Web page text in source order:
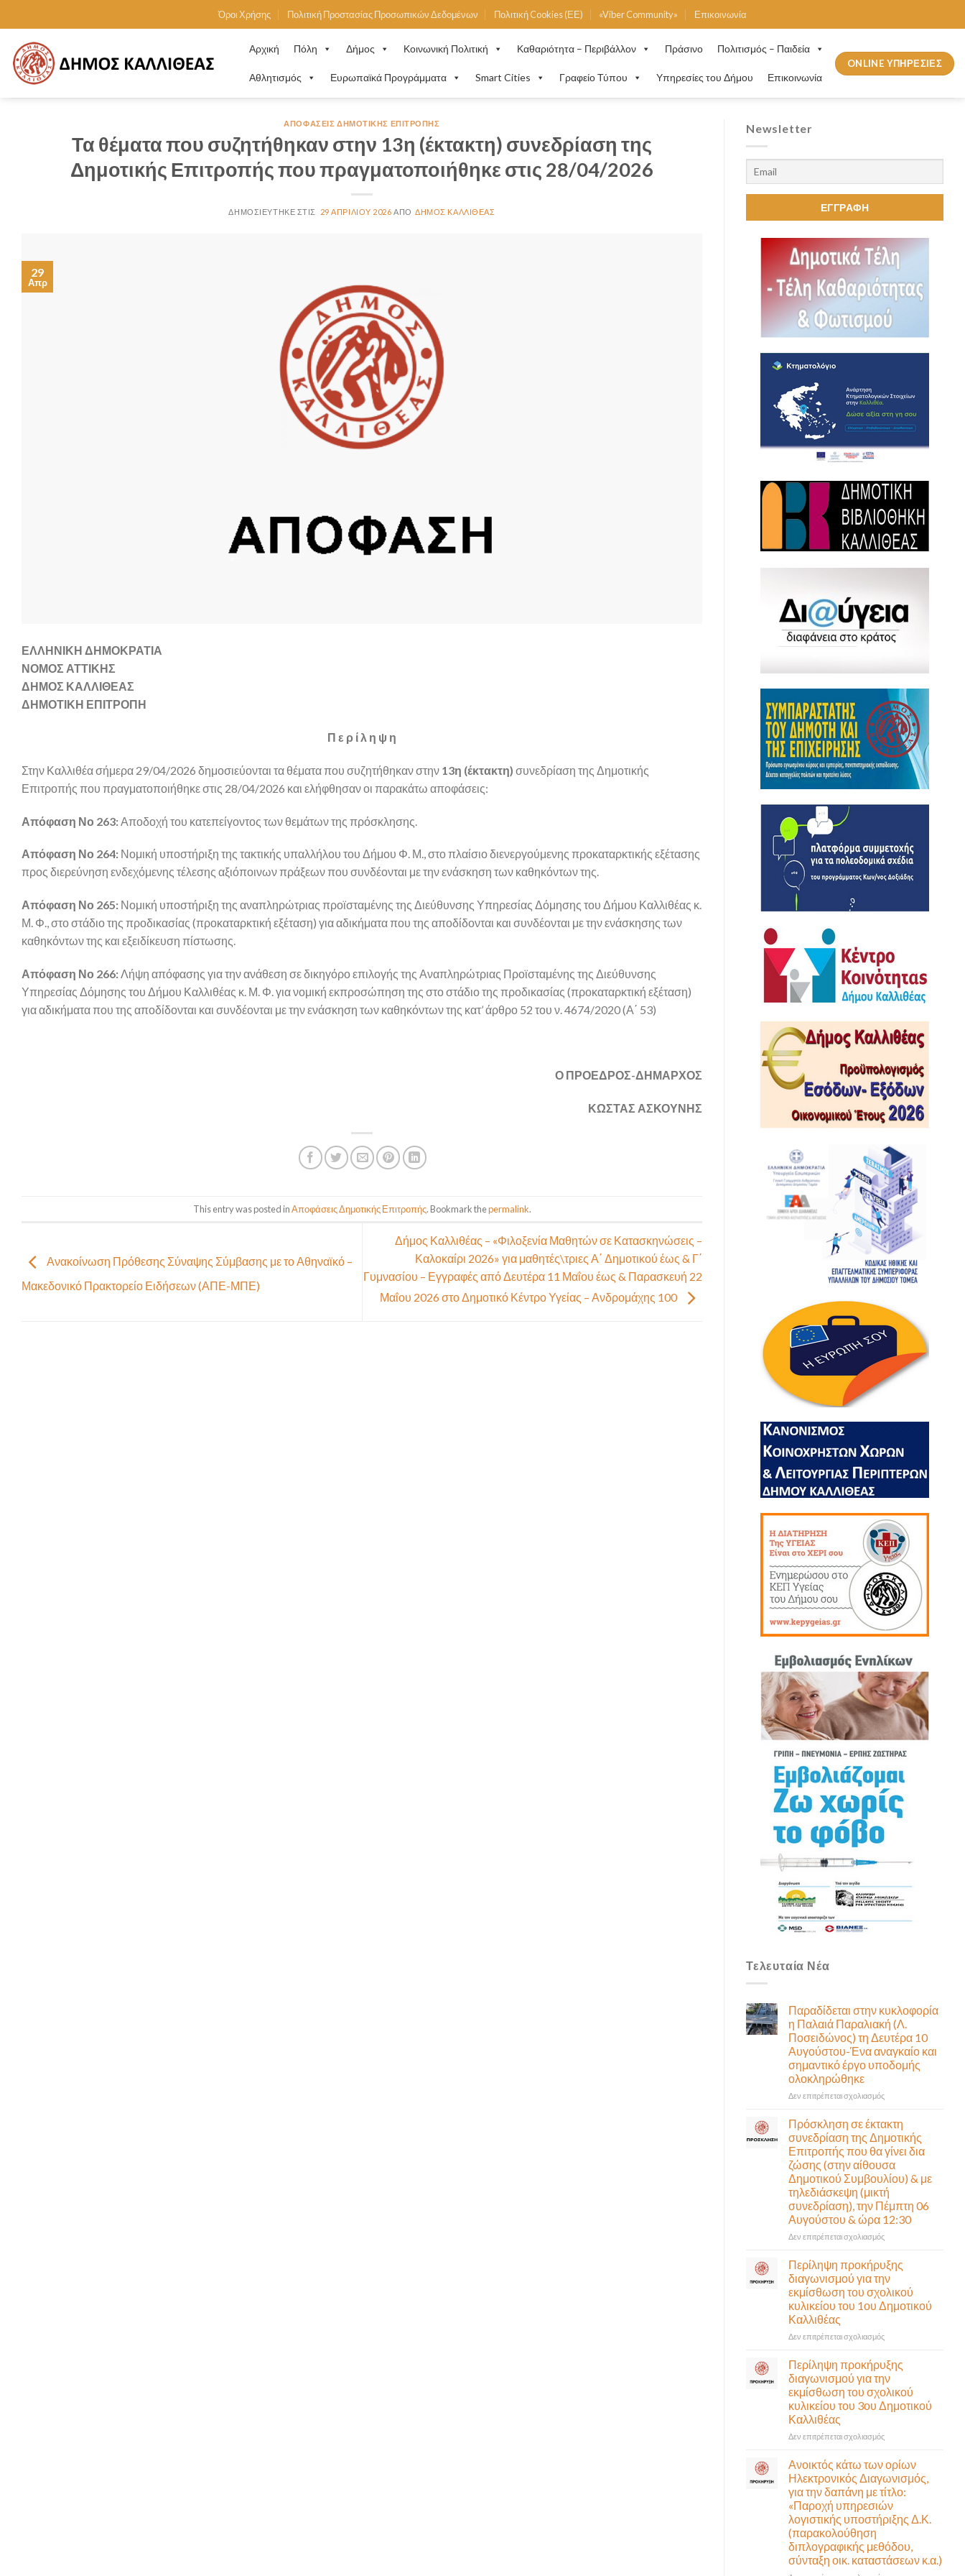
to
content
Όροι Χρήσης Πολιτική Προστασίας Προσωπικών Δεδομένων Πολιτική Cookies (ΕΕ) «Viber Community» Επικοινωνία
Αρχική Πόλη Δήμος Κοινωνική Πολιτική Καθαριότητα – Περιβάλλον Πράσινο Πολιτισμός – Παιδεία
Αθλητισμός Ευρωπαϊκά Προγράμματα Smart Cities Γραφείο Τύπου Υπηρεσίες του Δήμου Επικοινωνία
ONLINE ΥΠΗΡΕΣΙΕΣ
ΑΠΟΦΆΣΕΙΣ ΔΗΜΟΤΙΚΉΣ ΕΠΙΤΡΟΠΉΣ
Τα θέματα που συζητήθηκαν στην 13η (έκτακτη) συνεδρίαση της
Δημοτικής Επιτροπής που πραγματοποιήθηκε στις 28/04/2026
29 ΑΠΡΙΛΊΟΥ 2026 ΔΉΜΟΣ ΚΑΛΛΙΘΈΑΣ
29
Απρ
ΕΛΛΗΝΙΚΗ ΔΗΜΟΚΡΑΤΙΑ
ΝΟΜΟΣ ΑΤΤΙΚΗΣ
ΔΗΜΟΣ ΚΑΛΛΙΘΕΑΣ
ΔΗΜΟΤΙΚΗ ΕΠΙΤΡΟΠΗ
Π ε ρ ί λ η ψ η
Στην Καλλιθέα σήμερα 29/04/2026 δημοσιεύονται τα θέματα που συζητήθηκαν στην 13η (έκτακτη) συνεδρίαση της Δημοτικής
Επιτροπής που πραγματοποιήθηκε στις 28/04/2026 και ελήφθησαν οι παρακάτω αποφάσεις:
Απόφαση Νο 263: Αποδοχή του κατεπείγοντος των θεμάτων της πρόσκλησης.
Απόφαση Νο 264: Νομική υποστήριξη της τακτικής υπαλλήλου του Δήμου Φ. Μ., στο πλαίσιο διενεργούμενης προκαταρκτικής εξέτασης
προς διερεύνηση ενδεχόμενης τέλεσης αξιόποινων πράξεων που συνδέονται με την ενάσκηση των καθηκόντων της.
Απόφαση Νο 265: Νομική υποστήριξη της αναπληρώτριας προϊσταμένης της Διεύθυνσης Υπηρεσίας Δόμησης του Δήμου Καλλιθέας κ.
Μ. Φ., στο στάδιο της προδικασίας (προκαταρκτική εξέταση) για αδικήματα που της αποδίδονται και συνδέονται με την ενάσκησης των
καθηκόντων της και εξειδίκευση πίστωσης.
Απόφαση Νο 266:Λήψη απόφασης για την ανάθεση σε δικηγόρο επιλογής της Αναπληρώτριας Προϊσταμένης της Διεύθυνσης
Υπηρεσίας Δόμησης του Δήμου Καλλιθέας κ. Μ. Φ. για νομική εκπροσώπηση της στο στάδιο της προδικασίας (προκαταρκτική εξέταση)
για αδικήματα που της αποδίδονται και συνδέονται με την ενάσκηση των καθηκόντων της κατ’ άρθρο 52 του ν. 4674/2020 (Α΄ 53)
Ο ΠΡΟΕΔΡΟΣ-ΔΗΜΑΡΧΟΣ
ΚΩΣΤΑΣ ΑΣΚΟΥΝΗΣ
This entry was posted inΑποφάσεις Δημοτικής Επιτροπής. Bookmark thepermalink.
Ανακοίνωση Πρόθεσης Σύναψης Σύμβασης με το Αθηναϊκό –
Μακεδονικό Πρακτορείο Ειδήσεων (ΑΠΕ-ΜΠΕ)
Δήμος Καλλιθέας – «Φιλοξενία Μαθητών σε Κατασκηνώσεις –
Καλοκαίρι 2026» για μαθητές\τριες Α΄ Δημοτικού έως & Γ΄
Γυμνασίου – Εγγραφές από Δευτέρα 11 Μαΐου έως & Παρασκευή 22
Μαΐου 2026 στο Δημοτικό Κέντρο Υγείας – Ανδρομάχης 100
Newsletter
Τελευταία Νέα
Παραδίδεται στην κυκλοφορία
η Παλαιά Παραλιακή (Λ.
Ποσειδώνος) τη Δευτέρα 10
Αυγούστου-Ένα αναγκαίο και
σημαντικό έργο υποδομής
ολοκληρώθηκε
Δεν επιτρέπεται σχολιασμόςστο
κυκλοφορία
η
Παλαιά
Παραλιακή
(Λ.
Ποσειδώνος)
τη
Δευτέρα
Αυγούστου-
αναγκαίο
και
σημαντικό
έργο
υποδομής
Πρόσκληση σε έκτακτη
συνεδρίαση της Δημοτικής
Επιτροπής που θα γίνει δια
ζώσης (στην αίθουσα
Δημοτικού Συμβουλίου) & με
τηλεδιάσκεψη (μικτή
συνεδρίαση), την Πέμπτη 06
Αυγούστου & ώρα 12:30
Δεν επιτρέπεται σχολιασμόςστο
σε
έκτακτη
συνεδρίαση
της
Δημοτικής
δια
ζώσης
(στην
αίθουσα
&
τηλεδιάσκεψη
(μικτή
συνεδρίαση),
την
Πέμπτη
06
Αυγούστου
&
ώρα
Περίληψη προκήρυξης
διαγωνισμού για την
εκμίσθωση του σχολικού
κυλικείου του 1ου Δημοτικού
Καλλιθέας
Δεν επιτρέπεται σχολιασμόςστο
προκήρυξης
διαγωνισμού
για
την
εκμίσθωση
1ου
Δημοτικού
Καλλιθέας
Περίληψη προκήρυξης
διαγωνισμού για την
εκμίσθωση του σχολικού
κυλικείου του 3ου Δημοτικού
Καλλιθέας
Δεν επιτρέπεται σχολιασμόςστο
προκήρυξης
διαγωνισμού
για
την
εκμίσθωση
του
κυλικείου
του
Ανοικτός κάτω των ορίων
Ηλεκτρονικός Διαγωνισμός,
για την δαπάνη με τίτλο:
«Παροχή υπηρεσιών
λογιστικής υποστήριξης Δ.Κ.
(παρακολούθηση
διπλογραφικής μεθόδου,
σύνταξη οικ. καταστάσεων κ.α.)